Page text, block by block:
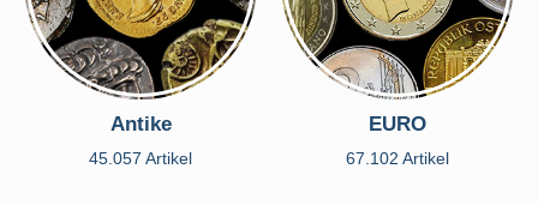
Antike
45.057 Artikel
EURO
67.102 Artikel